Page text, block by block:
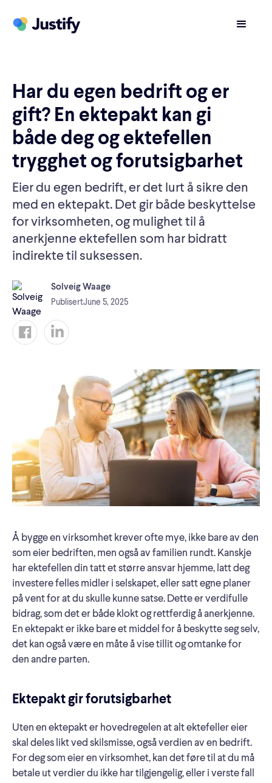
Har du egen bedrift og er
gift? En ektepakt kan gi
både deg og ektefellen
trygghet og forutsigbarhet
Eier du egen bedrift, er det lurt å sikre den
med en ektepakt. Det gir både beskyttelse
for virksomheten, og mulighet til å
anerkjenne ektefellen som har bidratt
indirekte til suksessen.
Solveig Waage
PublisertJune 5, 2025
Å bygge en virksomhet krever ofte mye, ikke bare av den
som eier bedriften, men også av familien rundt. Kanskje
har ektefellen din tatt et større ansvar hjemme, latt deg
investere felles midler i selskapet, eller satt egne planer
på vent for at du skulle kunne satse. Dette er verdifulle
bidrag, som det er både klokt og rettferdig å anerkjenne.
En ektepakt er ikke bare et middel for å beskytte seg selv,
det kan også være en måte å vise tillit og omtanke for
den andre parten.
Ektepakt gir forutsigbarhet
Uten en ektepakt er hovedregelen at alt ektefeller eier
skal deles likt ved skilsmisse, også verdien av en bedrift.
For deg som eier en virksomhet, kan det føre til at du må
betale ut verdier du ikke har tilgjengelig, eller i verste fall